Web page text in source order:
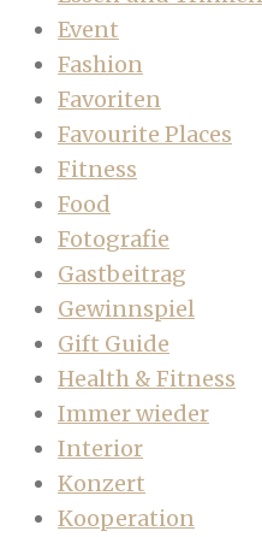
Event
Fashion
Favoriten
Favourite Places
Fitness
Food
Fotografie
Gastbeitrag
Gewinnspiel
Gift Guide
Health & Fitness
Immer wieder
Interior
Konzert
Kooperation